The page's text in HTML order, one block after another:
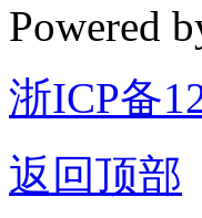
Powered
浙ICP备
返回顶部